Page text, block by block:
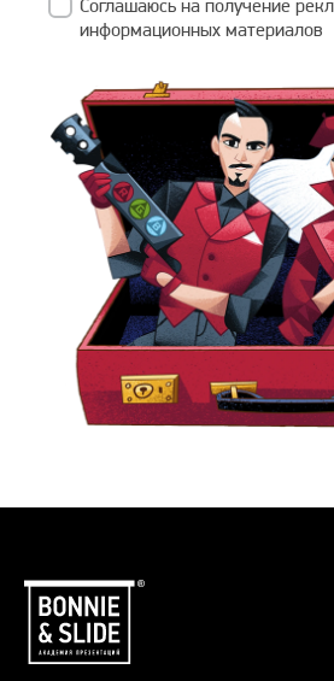
Соглашаюсь на получение
информационных материалов